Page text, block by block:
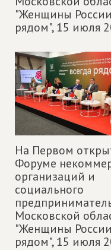
"Женщины России
рядом",15 июля
На Первом
Форуме
организаций и
социального
Московской
"Женщины России
рядом",15 июля